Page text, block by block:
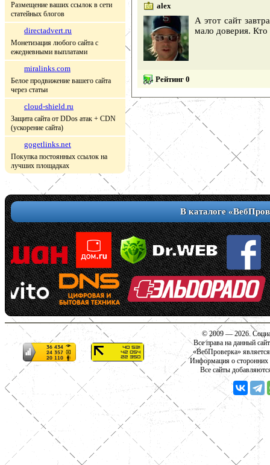
Размещение ваших ссылок в сети
статейных блогов
directadvert.ru
Монетизация любого сайта с
ежедневными выплатами
miralinks.com
Белое продвижение вашего сайта
через статьи
cloud-shield.ru
Защита сайта от DDos атак + CDN
(ускорение сайта)
gogetlinks.net
Покупка постоянных ссылок на
лучших площадках
alex
А этот сайт
мало доверия.
Рейтинг 0
В каталоге
© 2009 — 2026.
Все права на данный
«ВебПроверка»
Информация о сторонних
Все сайты